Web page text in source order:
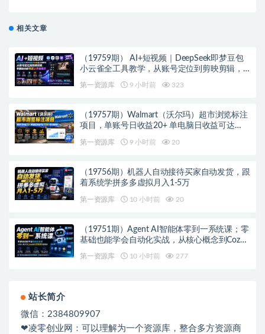
相关文章
（19759期） AI+短视频｜DeepSeek即梦豆包
小云雀全工具教学，从账号定位到剪映剪辑，
第一资源库 9 小时前 323
（19757期）Walmart（沃尔玛）超市浏览标注
项目，单账号日收益20+ 单电脑日收益可达
第一资源库 9 小时前 20
（19756期）机器人自动接待买家自动发货，跟
着系统学拼多多虚拟月入1-5万
第一资源库 10 小时前 20
（19751期）Agent AI智能体零到一系统课；零
基础也能学会自动化实战，从核心概念到Coze
第一资源库 10 小时前 277
站长简介
微信：2384809907
❤凌零创业网：可以理解为一个资源库，整合多方资源商